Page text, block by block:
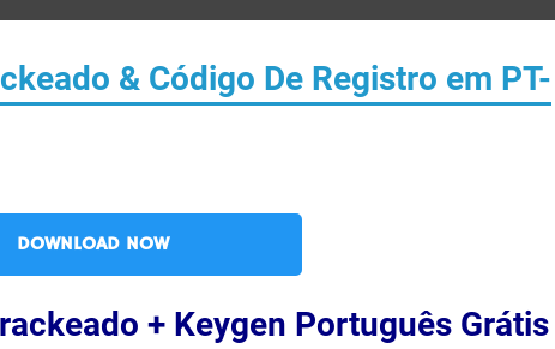
& Código De Registro em PT-
DOWNLOAD NOW
+ Keygen Português Grátis